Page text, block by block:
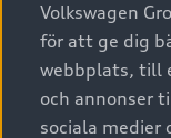
A6 modellerna
SUV
Avant
Privatleasing
Nya bilar i lager
Begagnade bilar
Service &
Audi digital
Originaltillbehör
Tjänstebil
Tjänstebil
Om Audi
Volkswagen
för att ge dig
webbplats, till
och annonser
sociala medier